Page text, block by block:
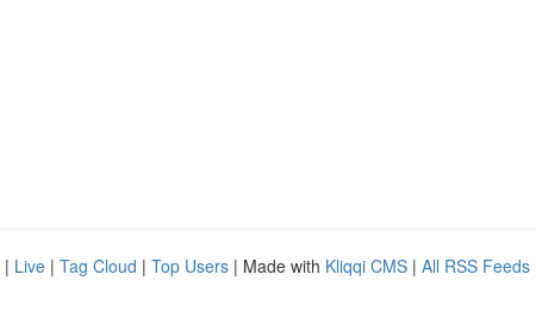
| Live | Tag Cloud | Top Users | Made with Kliqqi CMS | All RSS Feeds